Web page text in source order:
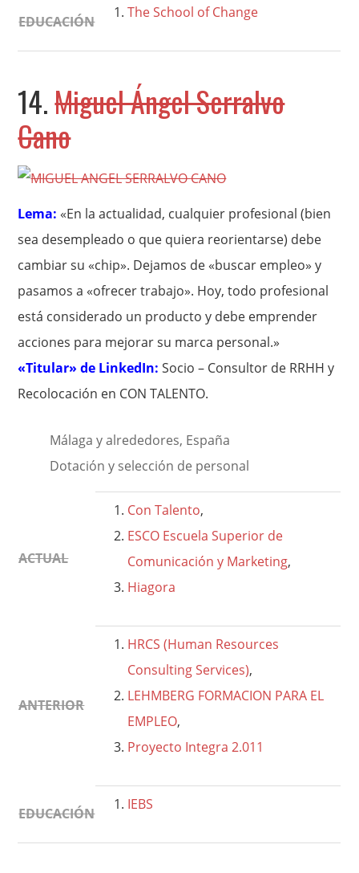
EDUCACIÓN
The School of Change
14.Miguel Ángel Serralvo
Cano
Lema: «En la actualidad, cualquier profesional (bien
sea desempleado o que quiera reorientarse) debe
cambiar su «chip». Dejamos de «buscar empleo» y
pasamos a «ofrecer trabajo». Hoy, todo profesional
está considerado un producto y debe emprender
acciones para mejorar su marca personal.»
«Titular» de LinkedIn:Socio – Consultor de RRHH y
Recolocación en CON TALENTO.
Málaga y alrededores, España
Dotación y selección de personal
ACTUAL
Con Talento,
ESCO Escuela Superior de
Comunicación y Marketing,
Hiagora
ANTERIOR
HRCS (Human Resources
Consulting Services),
LEHMBERG FORMACION PARA EL
EMPLEO,
Proyecto Integra 2.011
EDUCACIÓN
IEBS